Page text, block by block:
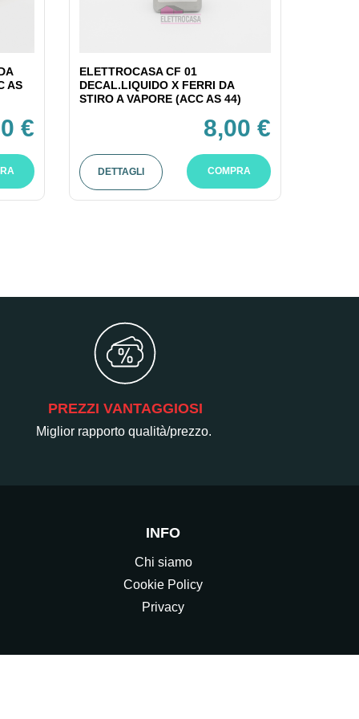
AS
€
ELETTROCASA CF 01
DECAL.LIQUIDO X FERRI DA
STIRO A VAPORE (ACC AS 44)
8,00 €
DETTAGLI COMPRA
PREZZI VANTAGGIOSI
Miglior rapporto qualità/prezzo.
INFO
Chi siamo
Cookie Policy
Privacy